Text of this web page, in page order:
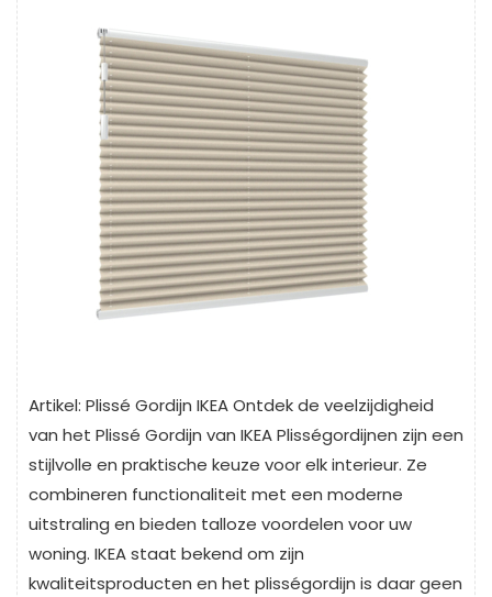
Artikel: Plissé Gordijn IKEA Ontdek de veelzijdigheid
van het Plissé Gordijn van IKEA Plisségordijnen zijn een
stijlvolle en praktische keuze voor elk interieur. Ze
combineren functionaliteit met een moderne
uitstraling en bieden talloze voordelen voor uw
woning. IKEA staat bekend om zijn
kwaliteitsproducten en het plisségordijn is daar geen